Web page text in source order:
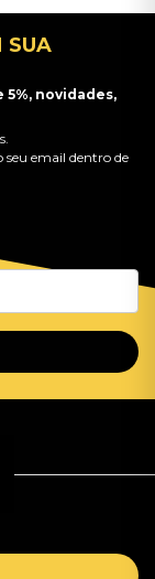
SUA
5%, novidades,
seu email dentro de